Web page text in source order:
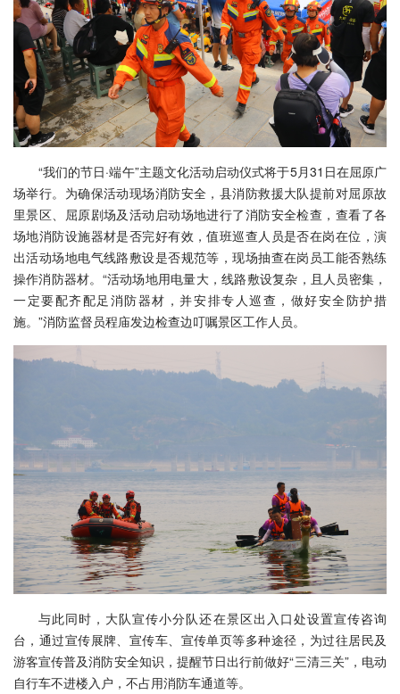
“我们的节日·端午”主题文化活动启动仪式将于5月31日在屈原广
场举行。为确保活动现场消防安全，县消防救援大队提前对屈原故
里景区、屈原剧场及活动启动场地进行了消防安全检查，查看了各
场地消防设施器材是否完好有效，值班巡查人员是否在岗在位，演
出活动场地电气线路敷设是否规范等，现场抽查在岗员工能否熟练
操作消防器材。“活动场地用电量大，线路敷设复杂，且人员密集，
一定要配齐配足消防器材，并安排专人巡查 ，做好安全防护措
施。”消防监督员程庙发边检查边叮嘱景区工作人员。
与此同时，大队宣传小分队还在景区出入口处设置宣传咨询
台，通过宣传展牌、宣传车、宣传单页等多种途径，为过往居民及
游客宣传普及消防安全知识，提醒节日出行前做好“三清三关”，电动
自行车不进楼入户，不占用消防车通道等。